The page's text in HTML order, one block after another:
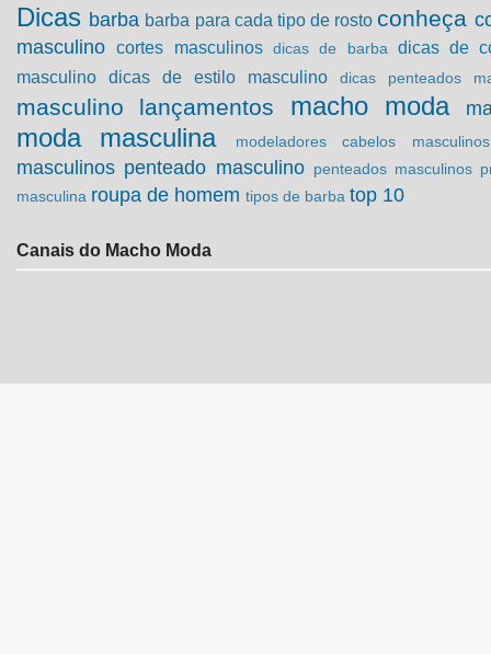
Dicas barba barba para cada tipo de rosto conheça
masculino cortes masculinos dicas de barba
dicas de
masculino
dicas de estilo masculino dicas penteados
masculino lançamentos macho moda
moda masculina modeladores cabelos masculinos
masculinos penteado masculino penteados masculinos
masculina roupa de homem tipos de barba top 10
Canais do Macho Moda